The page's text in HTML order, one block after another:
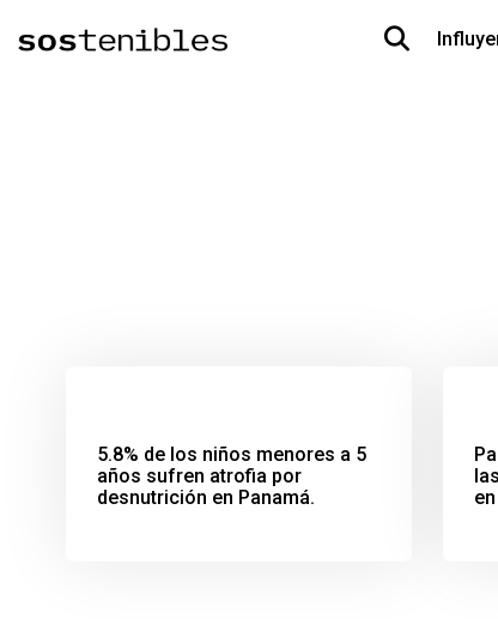
5.8% de los niños menores a 5
años sufren atrofia por
desnutrición en Panamá.